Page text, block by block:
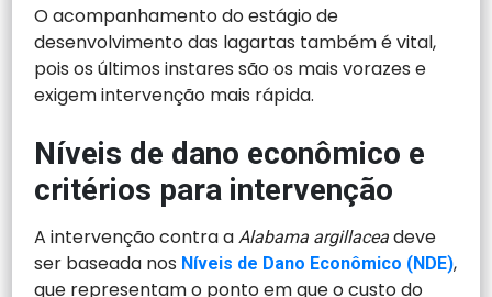
O acompanhamento do estágio de
desenvolvimento das lagartas também é vital,
pois os últimos instares são os mais vorazes e
exigem intervenção mais rápida.
Níveis de dano econômico e
critérios para intervenção
A intervenção contra aAlabama argillacea deve
ser baseada nos Níveis de Dano Econômico (NDE),
que representam o ponto em que o custo do